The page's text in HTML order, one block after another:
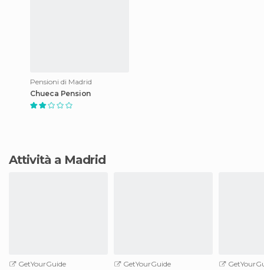
Pensioni di Madrid
Chueca Pension
Attività a Madrid
GetYourGuide
GetYourGuide